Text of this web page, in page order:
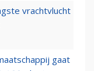
vrachtvlucht
gaat